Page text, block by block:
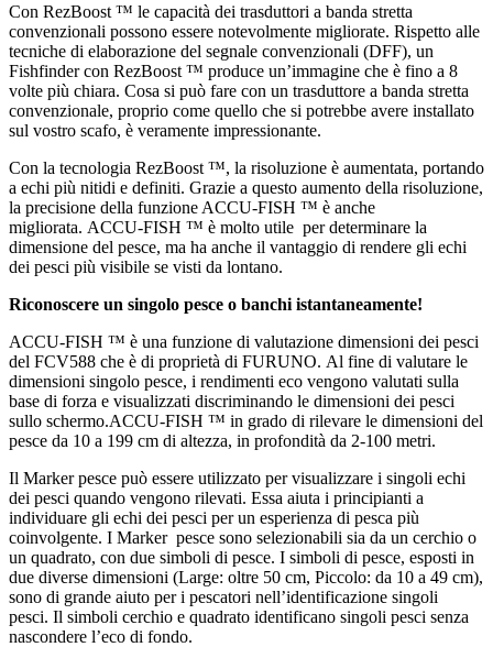
Con RezBoost ™ le capacità dei trasduttori a banda stretta
convenzionali possono essere notevolmente migliorate. Rispetto alle
tecniche di elaborazione del segnale convenzionali (DFF), un
Fishfinder con RezBoost ™ produce un’immagine che è fino a 8
volte più chiara. Cosa si può fare con un trasduttore a banda stretta
convenzionale, proprio come quello che si potrebbe avere installato
sul vostro scafo, è veramente impressionante.
Con la tecnologia RezBoost ™, la risoluzione è aumentata, portando
a echi più nitidi e definiti. Grazie a questo aumento della risoluzione,
la precisione della funzione ACCU-FISH ™ è anche
migliorata. ACCU-FISH ™ è molto utile per determinare la
dimensione del pesce, ma ha anche il vantaggio di rendere gli echi
dei pesci più visibile se visti da lontano.
Riconoscere un singolo pesce o banchi istantaneamente!
ACCU-FISH ™ è una funzione di valutazione dimensioni dei pesci
del FCV588 che è di proprietà di FURUNO. Al fine di valutare le
dimensioni singolo pesce, i rendimenti eco vengono valutati sulla
base di forza e visualizzati discriminando le dimensioni dei pesci
sullo schermo.ACCU-FISH ™ in grado di rilevare le dimensioni del
pesce da 10 a 199 cm di altezza, in profondità da 2-100 metri.
Il Marker pesce può essere utilizzato per visualizzare i singoli echi
dei pesci quando vengono rilevati. Essa aiuta i principianti a
individuare gli echi dei pesci per un esperienza di pesca più
coinvolgente. I Marker pesce sono selezionabili sia da un cerchio o
un quadrato, con due simboli di pesce. I simboli di pesce, esposti in
due diverse dimensioni (Large: oltre 50 cm, Piccolo: da 10 a 49 cm),
sono di grande aiuto per i pescatori nell’identificazione singoli
pesci. Il simboli cerchio e quadrato identificano singoli pesci senza
nascondere l’eco di fondo.